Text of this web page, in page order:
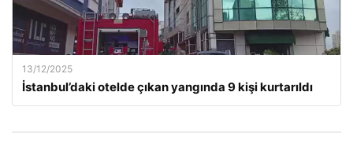
13/12/2025
İstanbul’daki otelde çıkan yangında 9 kişi kurtarıldı